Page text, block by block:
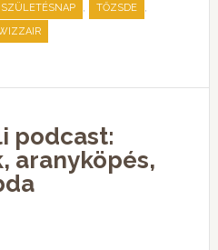
SZÜLETÉSNAP , TŐZSDE ,
podcast:
aranyköpés,